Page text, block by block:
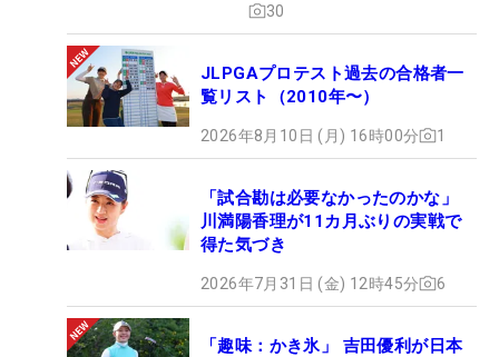
30
JLPGAプロテスト過去の合格者一
覧リスト（2010年〜）
2026年8月10日 (月) 16時00分 1
「試合勘は必要なかったのかな」
川満陽香理が11カ月ぶりの実戦で
得た気づき
2026年7月31日 (金) 12時45分 6
「趣味：かき氷」 吉田優利が日本